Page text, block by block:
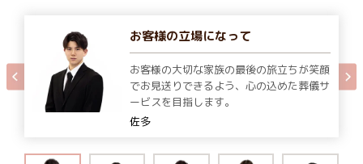
お客様の立場になって
お客様の大切な家族の最後の旅立ちが笑顔
でお見送りできるよう、心の込めた葬儀サ
ービスを目指します。
佐多